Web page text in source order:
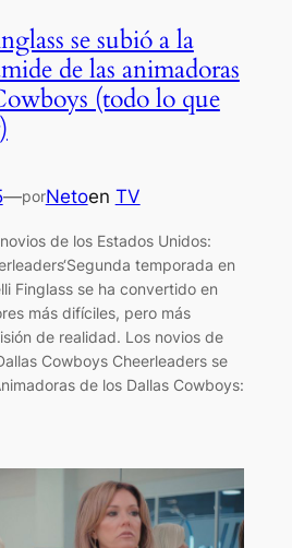
se subió a la
de las animadoras
(todo lo que
—porNetoen TV
de los Estados Unidos:
temporada en
Finglass se ha convertido en
más difíciles, pero más
de realidad. Los novios de
Cowboys Cheerleaders se
de los Dallas Cowboys: